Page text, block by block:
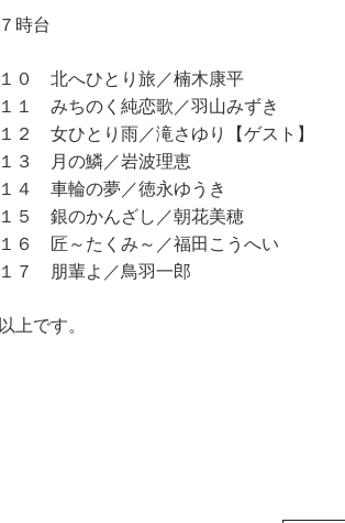
７時台
１０ 北へひとり旅／楠木康平
１１ みちのく純恋歌／羽山みずき
１２ 女ひとり雨／滝さゆり【ゲスト】
１３ 月の鱗／岩波理恵
１４ 車輪の夢／徳永ゆうき
１５ 銀のかんざし／朝花美穂
１６ 匠～たくみ～／福田こうへい
１７ 朋輩よ／鳥羽一郎
以上です。